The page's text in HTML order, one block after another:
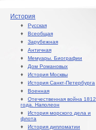
История
♦ Русская
♦ Всеобщая
♦ Зарубежная
♦ Античная
♦ Мемуары. Биографии
♦ Дом Романовых
♦ История Москвы
♦ История Санкт-Петербурга
♦ Военная
♦ Отечественная война 1812
года. Наполеон
♦ История морского дела и
флота
♦ История дипломатии